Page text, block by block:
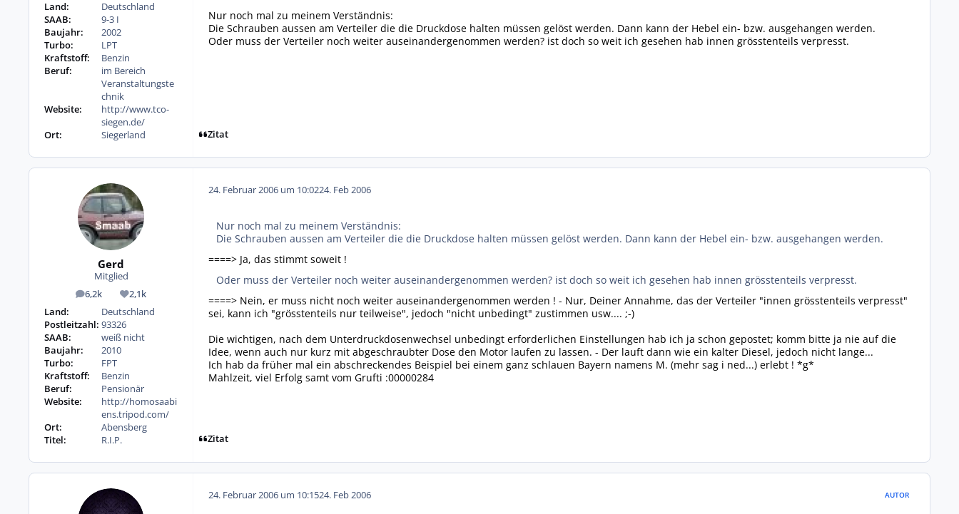
Land:
Deutschland
SAAB:
9-3 I
Baujahr:
2002
Turbo:
LPT
Kraftstoff:
Benzin
Beruf:
im Bereich
Veranstaltungste
chnik
Website:
http://www.tco-
siegen.de/
Ort:
Siegerland
Nur noch mal zu meinem Verständnis:
Die Schrauben aussen am Verteiler die die Druckdose halten müssen gelöst werden. Dann kann der Hebel ein- bzw. ausgehangen werden.
Oder muss der Verteiler noch weiter auseinandergenommen werden? ist doch so weit ich gesehen hab innen grösstenteils verpresst.
Zitat
Gerd
Mitglied
6,2k
Beiträge 2,1k
Reputation
Land:
Deutschland
Postleitzahl: 93326
SAAB:
weiß nicht
Baujahr:
2010
Turbo:
FPT
Kraftstoff:
Benzin
Beruf:
Pensionär
Website:
http://homosaabi
ens.tripod.com/
Ort:
Abensberg
Titel:
R.I.P.
24. Februar 2006 um 10:0224. Feb 2006
Nur noch mal zu meinem Verständnis:
Die Schrauben aussen am Verteiler die die Druckdose halten müssen gelöst werden. Dann kann der Hebel ein- bzw. ausgehangen werden.
====> Ja, das stimmt soweit !
Oder muss der Verteiler noch weiter auseinandergenommen werden? ist doch so weit ich gesehen hab innen grösstenteils verpresst.
====> Nein, er muss nicht noch weiter auseinandergenommen werden ! - Nur, Deiner Annahme, das der Verteiler "innen grösstenteils verpresst"
sei, kann ich "grösstenteils nur teilweise", jedoch "nicht unbedingt" zustimmen usw.... ;-)
Die wichtigen, nach dem Unterdruckdosenwechsel unbedingt erforderlichen Einstellungen hab ich ja schon gepostet; komm bitte ja nie auf die
Idee, wenn auch nur kurz mit abgeschraubter Dose den Motor laufen zu lassen. - Der lauft dann wie ein kalter Diesel, jedoch nicht lange...
Ich hab da früher mal ein abschreckendes Beispiel bei einem ganz schlauen Bayern namens M. (mehr sag i ned...) erlebt ! *g*
Mahlzeit, viel Erfolg samt vom Grufti :00000284
Zitat
24. Februar 2006 um 10:1524. Feb 2006 AUTOR